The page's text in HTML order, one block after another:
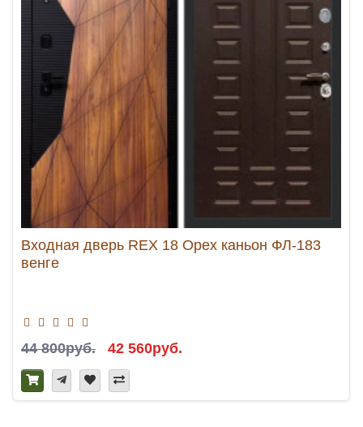
Входная дверь REX 18 Орех каньон ФЛ-183
венге
44 800руб. 42 560руб.